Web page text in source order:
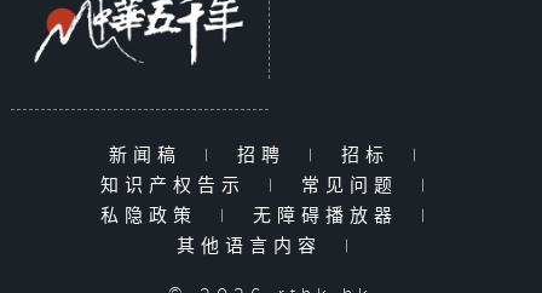
新闻稿 | 招聘 | 招标
|
知识产权告示
| 常见问题
|
私隐政策
| 无障碍播放器
|
其他语言内容
|